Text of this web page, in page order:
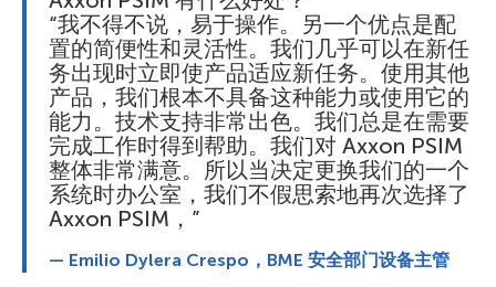
“我不得不说，易于操作。另一个优点是配
置的简便性和灵活性。我们几乎可以在新任
务出现时立即使产品适应新任务。使用其他
产品，我们根本不具备这种能力或使用它的
能力。技术支持非常出色。我们总是在需要
完成工作时得到帮助。我们对 Axxon PSIM
整体非常满意。所以当决定更换我们的一个
系统时办公室，我们不假思索地再次选择了
Axxon PSIM，”
— Emilio Dуlera Crespo，BME 安全部门设备主管